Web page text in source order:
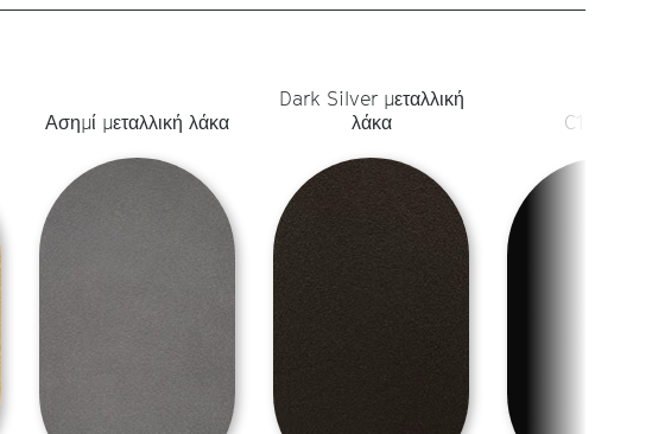
Ασημί μεταλλική λάκα
Dark Silver μεταλλική
λάκα
C1 Μαύρο